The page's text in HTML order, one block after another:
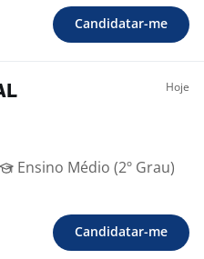
Candidatar-me
Hoje
Ensino Médio (2º Grau)
Candidatar-me